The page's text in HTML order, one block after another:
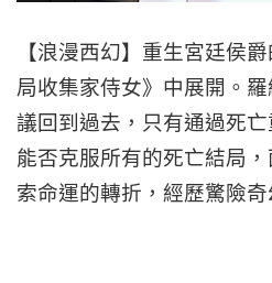
【浪漫西幻】重生宮廷侯
局收集家侍女》中展開。
議回到過去，只有通過死
能否克服所有的死亡結局
索命運的轉折，經歷驚險奇